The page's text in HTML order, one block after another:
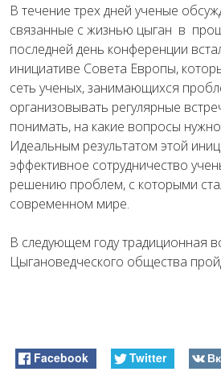
В течение трех дней ученые
связанные с жизнью цыган в
последней день конференции
инициативе Совета Европы,
сеть ученых, занимающихся
организовывать регулярные
понимать, на какие вопросы
Идеальным результатом этой
эффективное сотрудничество
решению проблем, с которыми
современном мире.
В следующем году традиционная
Цыгановедческого общества
Facebook Twitter